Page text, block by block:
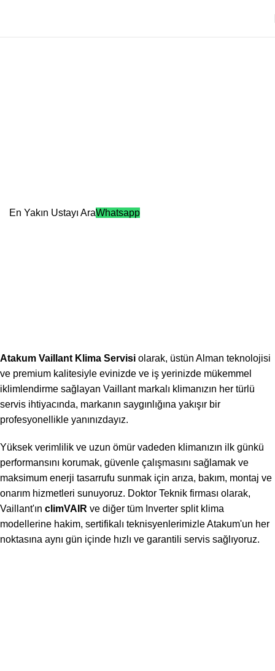
En Yakın Ustayı AraWhatsapp
Atakum Vaillant Klima Servisi olarak, üstün Alman teknolojisi
ve premium kalitesiyle evinizde ve iş yerinizde mükemmel
iklimlendirme sağlayan Vaillant markalı klimanızın her türlü
servis ihtiyacında, markanın saygınlığına yakışır bir
profesyonellikle yanınızdayız.
Yüksek verimlilik ve uzun ömür vadeden klimanızın ilk günkü
performansını korumak, güvenle çalışmasını sağlamak ve
maksimum enerji tasarrufu sunmak için arıza, bakım, montaj ve
onarım hizmetleri sunuyoruz. Doktor Teknik firması olarak,
Vaillant'ın climVAIR ve diğer tüm Inverter split klima
modellerine hakim, sertifikalı teknisyenlerimizle Atakum'un her
noktasına aynı gün içinde hızlı ve garantili servis sağlıyoruz.